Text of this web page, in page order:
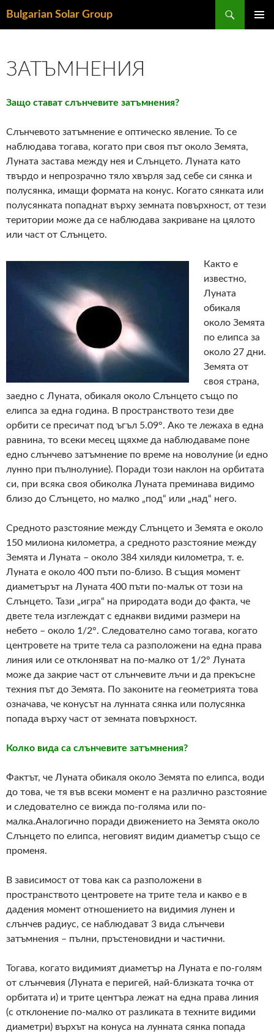
Bulgarian Solar Group
ЗАТЪМНЕНИЯ
Защо стават слънчевите затъмнения?
Слънчевото затъмнение е оптическо явление. То се
наблюдава тогава, когато при своя път около Земята,
Луната застава между нея и Слънцето. Луната като
твърдо и непрозрачно тяло хвърля зад себе си сянка и
полусянка, имащи формата на конус. Когато сянката или
полусянката попаднат върху земната повърхност, от тези
територии може да се наблюдава закриване на цялото
или част от Слънцето.
Както е
известно,
Луната
обикаля
около Земята
по елипса за
около 27 дни.
Земята от
своя страна,
заедно с Луната, обикаля около Слънцето също по
елипса за една година. В пространството тези две
орбити се пресичат под ъгъл 5.09°. Ако те лежаха в една
равнина, то всеки месец щяхме да наблюдаваме поне
едно слънчево затъмнение по време на новолуние (и едно
лунно при пълнолуние). Поради този наклон на орбитата
си, при всяка своя обиколка Луната преминава видимо
близо до Слънцето, но малко „под“ или „над“ него.
Средното разстояние между Слънцето и Земята е около
150 милиона километра, а средното разстояние между
Земята и Луната – около 384 хиляди километра, т. е.
Луната е около 400 пъти по-близо. В същия момент
диаметърът на Луната 400 пъти по-малък от този на
Слънцето. Тази „игра“ на природата води до факта, че
двете тела изглеждат с еднакви видими размери на
небето – около 1/2°. Следователно само тогава, когато
центровете на трите тела са разположени на една права
линия или се отклоняват на по-малко от 1/2° Луната
може да закрие част от слънчевите лъчи и да прекъсне
техния път до Земята. По законите на геометрията това
означава, че конусът на лунната сянка или полусянка
попада върху част от земната повърхност.
Колко вида са слънчевите затъмнения?
Фактът, че Луната обикаля около Земята по елипса, води
до това, че тя във всеки момент е на различно разстояние
и следователно се вижда по-голяма или по-
малка.Аналогично поради движението на Земята около
Слънцето по елипса, неговият видим диаметър също се
променя.
В зависимост от това как са разположени в
пространството центровете на трите тела и какво е в
дадения момент отношението на видимия лунен и
слънчев радиус, се наблюдават 3 вида слънчеви
затъмнения – пълни, пръстеновидни и частични.
Тогава, когато видимият диаметър на Луната е по-голям
от слънчевия (Луната е перигей, най-близката точка от
орбитата и) и трите центъра лежат на една права линия
(с отклонение по-малко от разликата в техните видими
диаметри) върхът на конуса на лунната сянка попада